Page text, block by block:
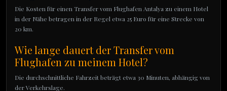
Die Kosten für einen Transfer vom Flughafen Antalya zu einem Hotel
in der Nähe betragen in der Regel etwa 25 Euro für eine Strecke von
20 km.
Wie lange dauert der Transfer vom
Flughafen zu meinem Hotel?
Die durchschnittliche Fahrzeit beträgt etwa 30 Minuten, abhängig von
der Verkehrslage.